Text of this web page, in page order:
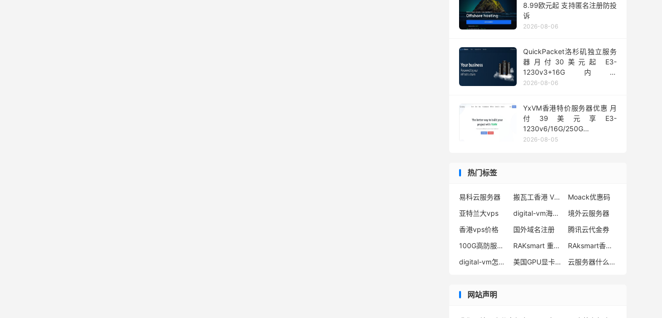
8.99欧元起 支持匿名注册防投
诉
2026-08-06
QuickPacket洛杉矶独立服务
器月付30美元起 E3-
1230v3+16G内存
1Gbps@50TB大流量
2026-08-06
YxVM香港特价服务器优惠 月
付39美元享E3-
1230v6/16G/250G
SSD/10TB流量
2026-08-05
热门标签
易科云服务器 搬瓦工香港 VPS
Moack优惠码
亚特兰大vps
digital-vm海外vps
境外云服务器
香港vps价格
国外域名注册
腾讯云代金券
100G高防服务器租用
RAKsmart 重装系统
RAksmart香港VPS
digital-vm怎么注册
美国GPU显卡服务器 云服务器什么时候买最便宜
网站声明